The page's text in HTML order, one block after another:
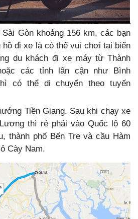
Gòn khoảng 156 km, các bạn
hồ đi xe là có thể vui chơi tại biển
du khách đi xe máy từ Thành
các tỉnh lân cận như Bình
có thể di chuyển theo tuyến
Tiền Giang. Sau khi chạy xe
thì rẻ phải vào Quốc lộ 60
thành phố Bến Tre và cầu Hàm
Cày Nam.